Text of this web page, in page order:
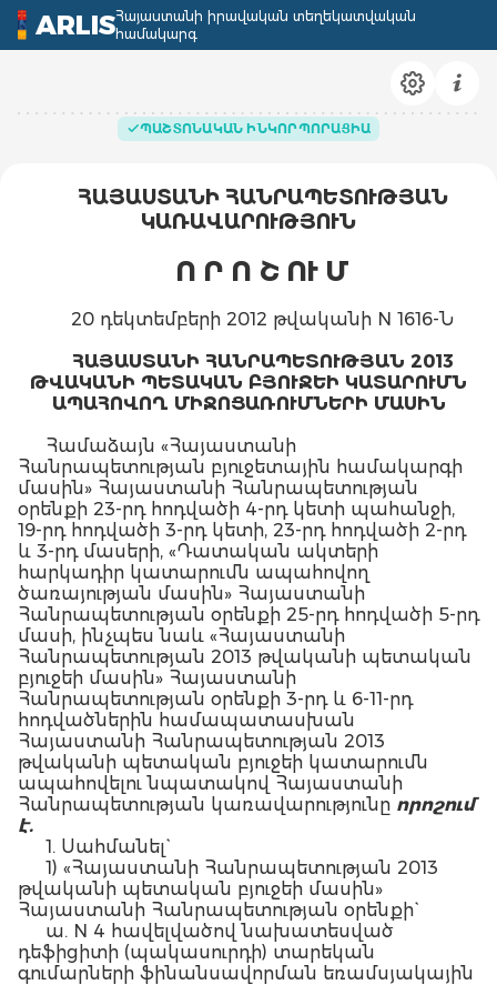
ARLISՀայաստանի իրավական տեղեկատվական
համակարգ
ՊԱՇՏՈՆԱԿԱՆ ԻՆԿՈՐՊՈՐԱՑԻԱ
ՀԱՅԱՍՏԱՆԻ ՀԱՆՐԱՊԵՏՈՒԹՅԱՆ
ԿԱՌԱՎԱՐՈՒԹՅՈՒՆ
Ո Ր Ո Շ ՈՒ Մ
20 դեկտեմբերի 2012 թվականի N 1616-Ն
ՀԱՅԱՍՏԱՆԻ ՀԱՆՐԱՊԵՏՈՒԹՅԱՆ 2013
ԹՎԱԿԱՆԻ ՊԵՏԱԿԱՆ ԲՅՈՒՋԵԻ ԿԱՏԱՐՈՒՄՆ
ԱՊԱՀՈՎՈՂ ՄԻՋՈՑԱՌՈՒՄՆԵՐԻ ՄԱՍԻՆ
Համաձայն «Հայաստանի
Հանրապետության բյուջետային համակարգի
մասին» Հայաստանի Հանրապետության
օրենքի 23-րդ հոդվածի 4-րդ կետի պահանջի,
19-րդ հոդվածի 3-րդ կետի, 23-րդ հոդվածի 2-րդ
և 3-րդ մասերի, «Դատական ակտերի
հարկադիր կատարումն ապահովող
ծառայության մասին» Հայաստանի
Հանրապետության օրենքի 25-րդ հոդվածի 5-րդ
մասի, ինչպես նաև «Հայաստանի
Հանրապետության 2013 թվականի պետական
բյուջեի մասին» Հայաստանի
Հանրապետության օրենքի 3-րդ և 6-11-րդ
հոդվածներին համապատասխան
Հայաստանի Հանրապետության 2013
թվականի պետական բյուջեի կատարումն
ապահովելու նպատակով Հայաստանի
Հանրապետության կառավարությունը որոշում
է.
1. Սահմանել`
1) «Հայաստանի Հանրապետության 2013
թվականի պետական բյուջեի մասին»
Հայաստանի Հանրապետության օրենքի`
ա. N 4 հավելվածով նախատեսված
դեֆիցիտի (պակասուրդի) տարեկան
գումարների ֆինանսավորման եռամսյակային